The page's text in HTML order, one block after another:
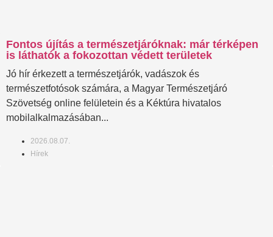
Fontos újítás a természetjáróknak: már térképen
is láthatók a fokozottan védett területek
Jó hír érkezett a természetjárók, vadászok és
természetfotósok számára, a Magyar Természetjáró
Szövetség online felületein és a Kéktúra hivatalos
mobilalkalmazásában...
2026.08.07.
Hírek